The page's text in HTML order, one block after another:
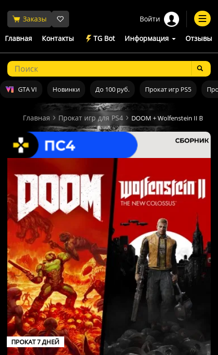
Заказы Войти
Главная Контакты TG Bot Информация Отзывы
GTA VI Новинки До 100 руб. Прокат игр PS5
Главная Прокат игр для PS4 DOOM + Wolfenstein II
ПРОКАТ 7 ДНЕЙ